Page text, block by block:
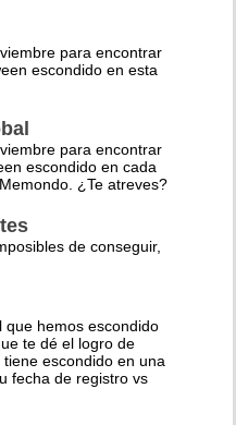
para encontrar
escondido en esta
para encontrar
escondido en cada
¿Te atreves?
de conseguir,
que hemos escondido
te dé el logro de
escondido en una
fecha de registro vs